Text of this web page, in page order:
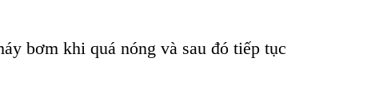
bơm khi quá nóng và sau đó tiếp tục